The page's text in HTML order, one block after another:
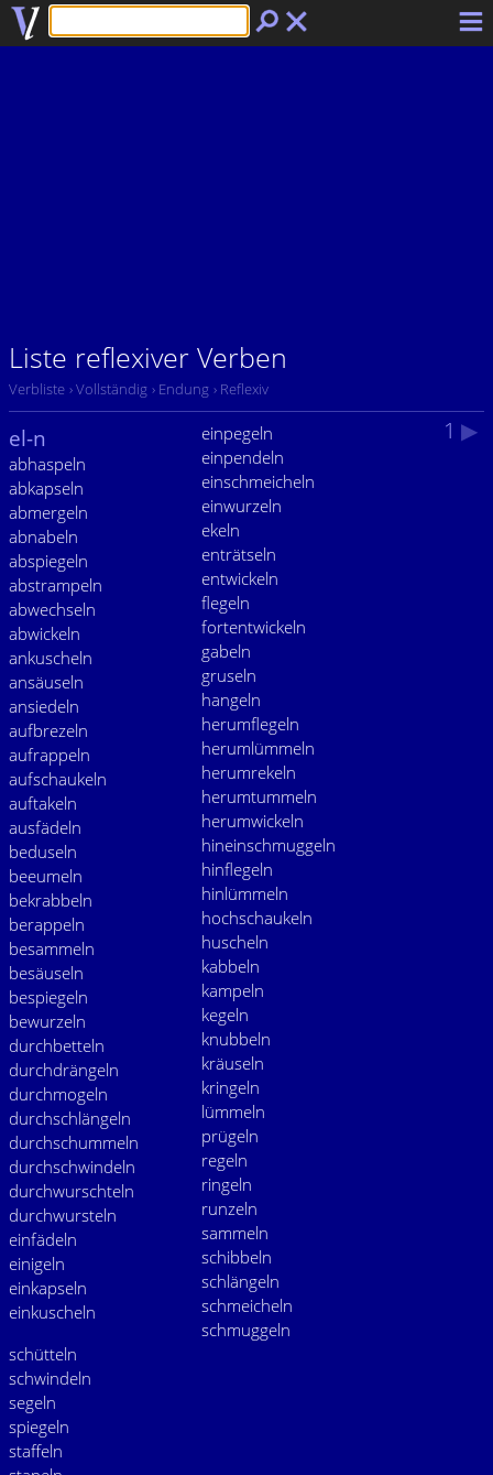
Liste reflexiver Verben
Verbliste › Vollständig › Endung › Reflexiv
1 ▶
el-n
abhaspeln
abkapseln
abmergeln
abnabeln
abspiegeln
abstrampeln
abwechseln
abwickeln
ankuscheln
ansäuseln
ansiedeln
aufbrezeln
aufrappeln
aufschaukeln
auftakeln
ausfädeln
beduseln
beeumeln
bekrabbeln
berappeln
besammeln
besäuseln
bespiegeln
bewurzeln
durchbetteln
durchdrängeln
durchmogeln
durchschlängeln
durchschummeln
durchschwindeln
durchwurschteln
durchwursteln
einfädeln
einigeln
einkapseln
einkuscheln
einpegeln
einpendeln
einschmeicheln
einwurzeln
ekeln
enträtseln
entwickeln
flegeln
fortentwickeln
gabeln
gruseln
hangeln
herumflegeln
herumlümmeln
herumrekeln
herumtummeln
herumwickeln
hineinschmuggeln
hinflegeln
hinlümmeln
hochschaukeln
huscheln
kabbeln
kampeln
kegeln
knubbeln
kräuseln
kringeln
lümmeln
prügeln
regeln
ringeln
runzeln
sammeln
schibbeln
schlängeln
schmeicheln
schmuggeln
schütteln
schwindeln
segeln
spiegeln
staffeln